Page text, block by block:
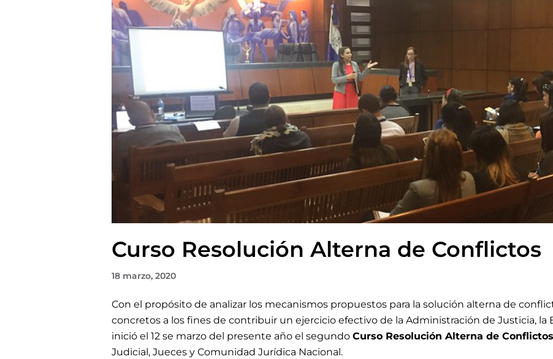
Curso Resolución Alterna de Conflictos
18 marzo, 2020
Con el propósito de analizar los mecanismos propuestos para la solución alterna de
concretos a los fines de contribuir un ejercicio efectivo de la Administración de Justicia, la
inició el 12 se marzo del presente año el segundo Curso Resolución Alterna de Conflictos
Judicial, Jueces y Comunidad Jurídica Nacional.